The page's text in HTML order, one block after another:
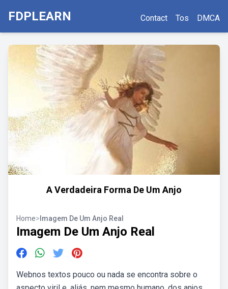
FDPLEARN Contact Tos DMCA
A Verdadeira Forma De Um Anjo
Home> Imagem De Um Anjo Real
Imagem De Um Anjo Real
Webnos textos pouco ou nada se encontra sobre o